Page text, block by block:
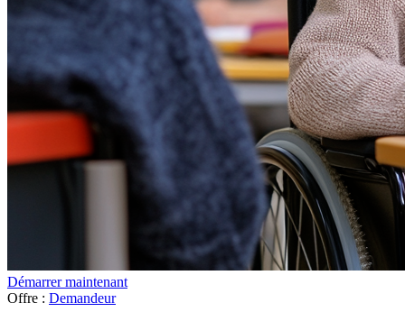
Démarrer maintenant
Offre : Demandeur